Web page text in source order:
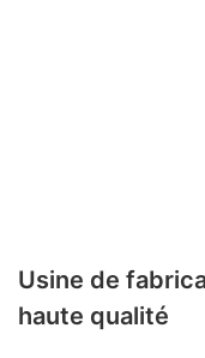
Usine de
haute qualité